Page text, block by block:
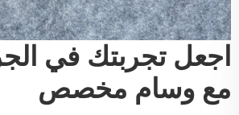
اجعل تجربتك في
مع وسام مخصص